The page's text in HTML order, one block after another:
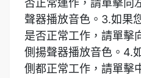
否正常運作，請單擊向
聲器播放音色。3.如果
是否正常工作，請單擊
側揚聲器播放音色。4.
側都正常工作，請單擊